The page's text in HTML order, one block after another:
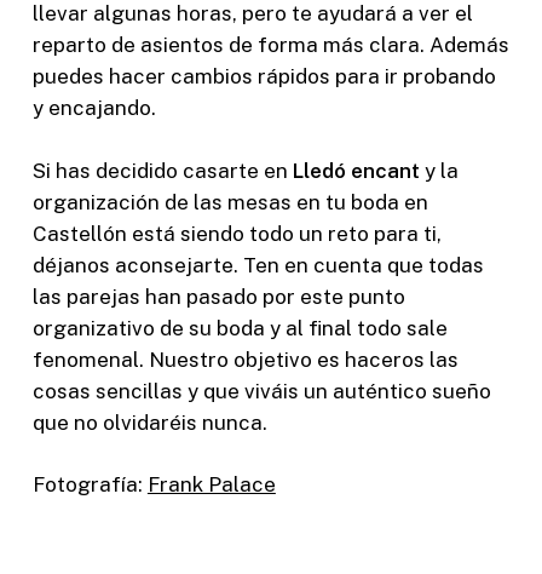
llevar algunas horas, pero te ayudará a ver el
reparto de asientos de forma más clara. Además
puedes hacer cambios rápidos para ir probando
y encajando.
Si has decidido casarte en Lledó encant y la
organización de las mesas en tu boda en
Castellón está siendo todo un reto para ti,
déjanos aconsejarte. Ten en cuenta que todas
las parejas han pasado por este punto
organizativo de su boda y al final todo sale
fenomenal. Nuestro objetivo es haceros las
cosas sencillas y que viváis un auténtico sueño
que no olvidaréis nunca.
Fotografía: Frank Palace